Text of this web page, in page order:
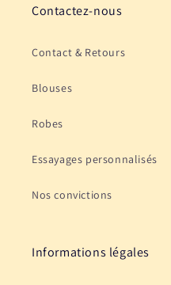
Contactez-nous
Contact & Retours
Blouses
Robes
Essayages personnalisés
Nos convictions
Informations légales